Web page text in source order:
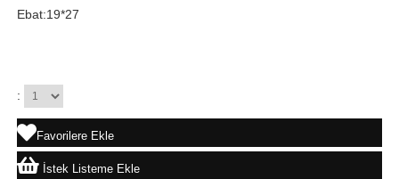
Ebat:19*27
:
Favorilere Ekle
İstek Listeme Ekle